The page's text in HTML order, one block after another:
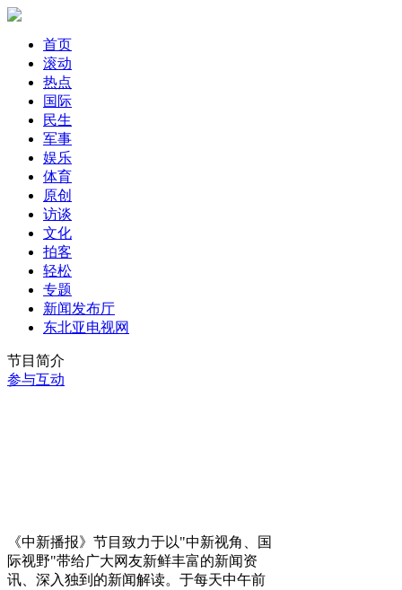
首页
滚动
热点
国际
民生
军事
娱乐
体育
原创
访谈
文化
拍客
轻松
专题
新闻发布厅
东北亚电视网
节目简介
参与互动
《中新播报》节目致力于以"中新视角、国
际视野"带给广大网友新鲜丰富的新闻资
讯、深入独到的新闻解读。于每天中午前